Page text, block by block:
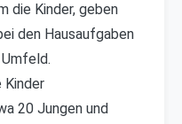
die Kinder, geben
den Hausaufgaben
Kinder
20 Jungen und